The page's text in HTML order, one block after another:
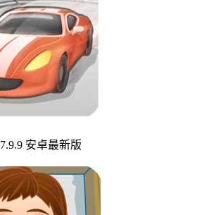
安卓最新版